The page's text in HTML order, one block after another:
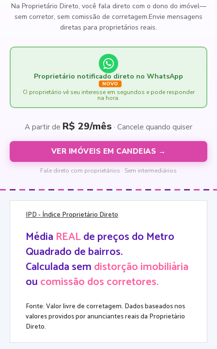
Na Proprietário Direto, você fala direto com o dono do imóvel—
sem corretor, sem comissão de corretagem.Envie mensagens
diretas para proprietários reais.
Proprietário notificado direto no WhatsApp
NOVO
O proprietário vê seu interesse em segundos e pode responder
na hora.
A partir de R$ 29/mês · Cancele quando quiser
VER IMÓVEIS EM CANDEIAS →
Fale direto com proprietários · Sem intermediários
IPD- Índice Proprietário Direto
Média REALde preços do Metro
Quadrado de bairros.
Calculada semdistorção imobiliária
oucomissão dos corretores.
Fonte: Valor livre de corretagem. Dados baseados nos
valores providos por anunciantes reais da Proprietário
Direto.